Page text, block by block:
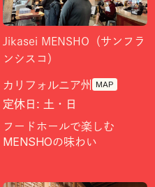
Jikasei MENSHO（サンフラ
ンシスコ）
カリフォルニア州 MAP
定休日: 土・日
フードホールで楽しむ
MENSHOの味わい